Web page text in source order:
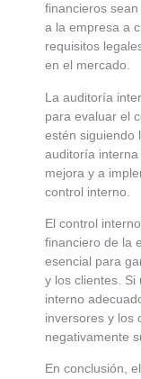
financieros
a la empresa a
requisitos
en el mercado.
La auditoría
para evaluar el
estén siguiendo
auditoría
mejora y a
control interno.
El control
financiero de la
esencial para
y los clientes. Si
interno
inversores y los
negativamente
En conclusión,